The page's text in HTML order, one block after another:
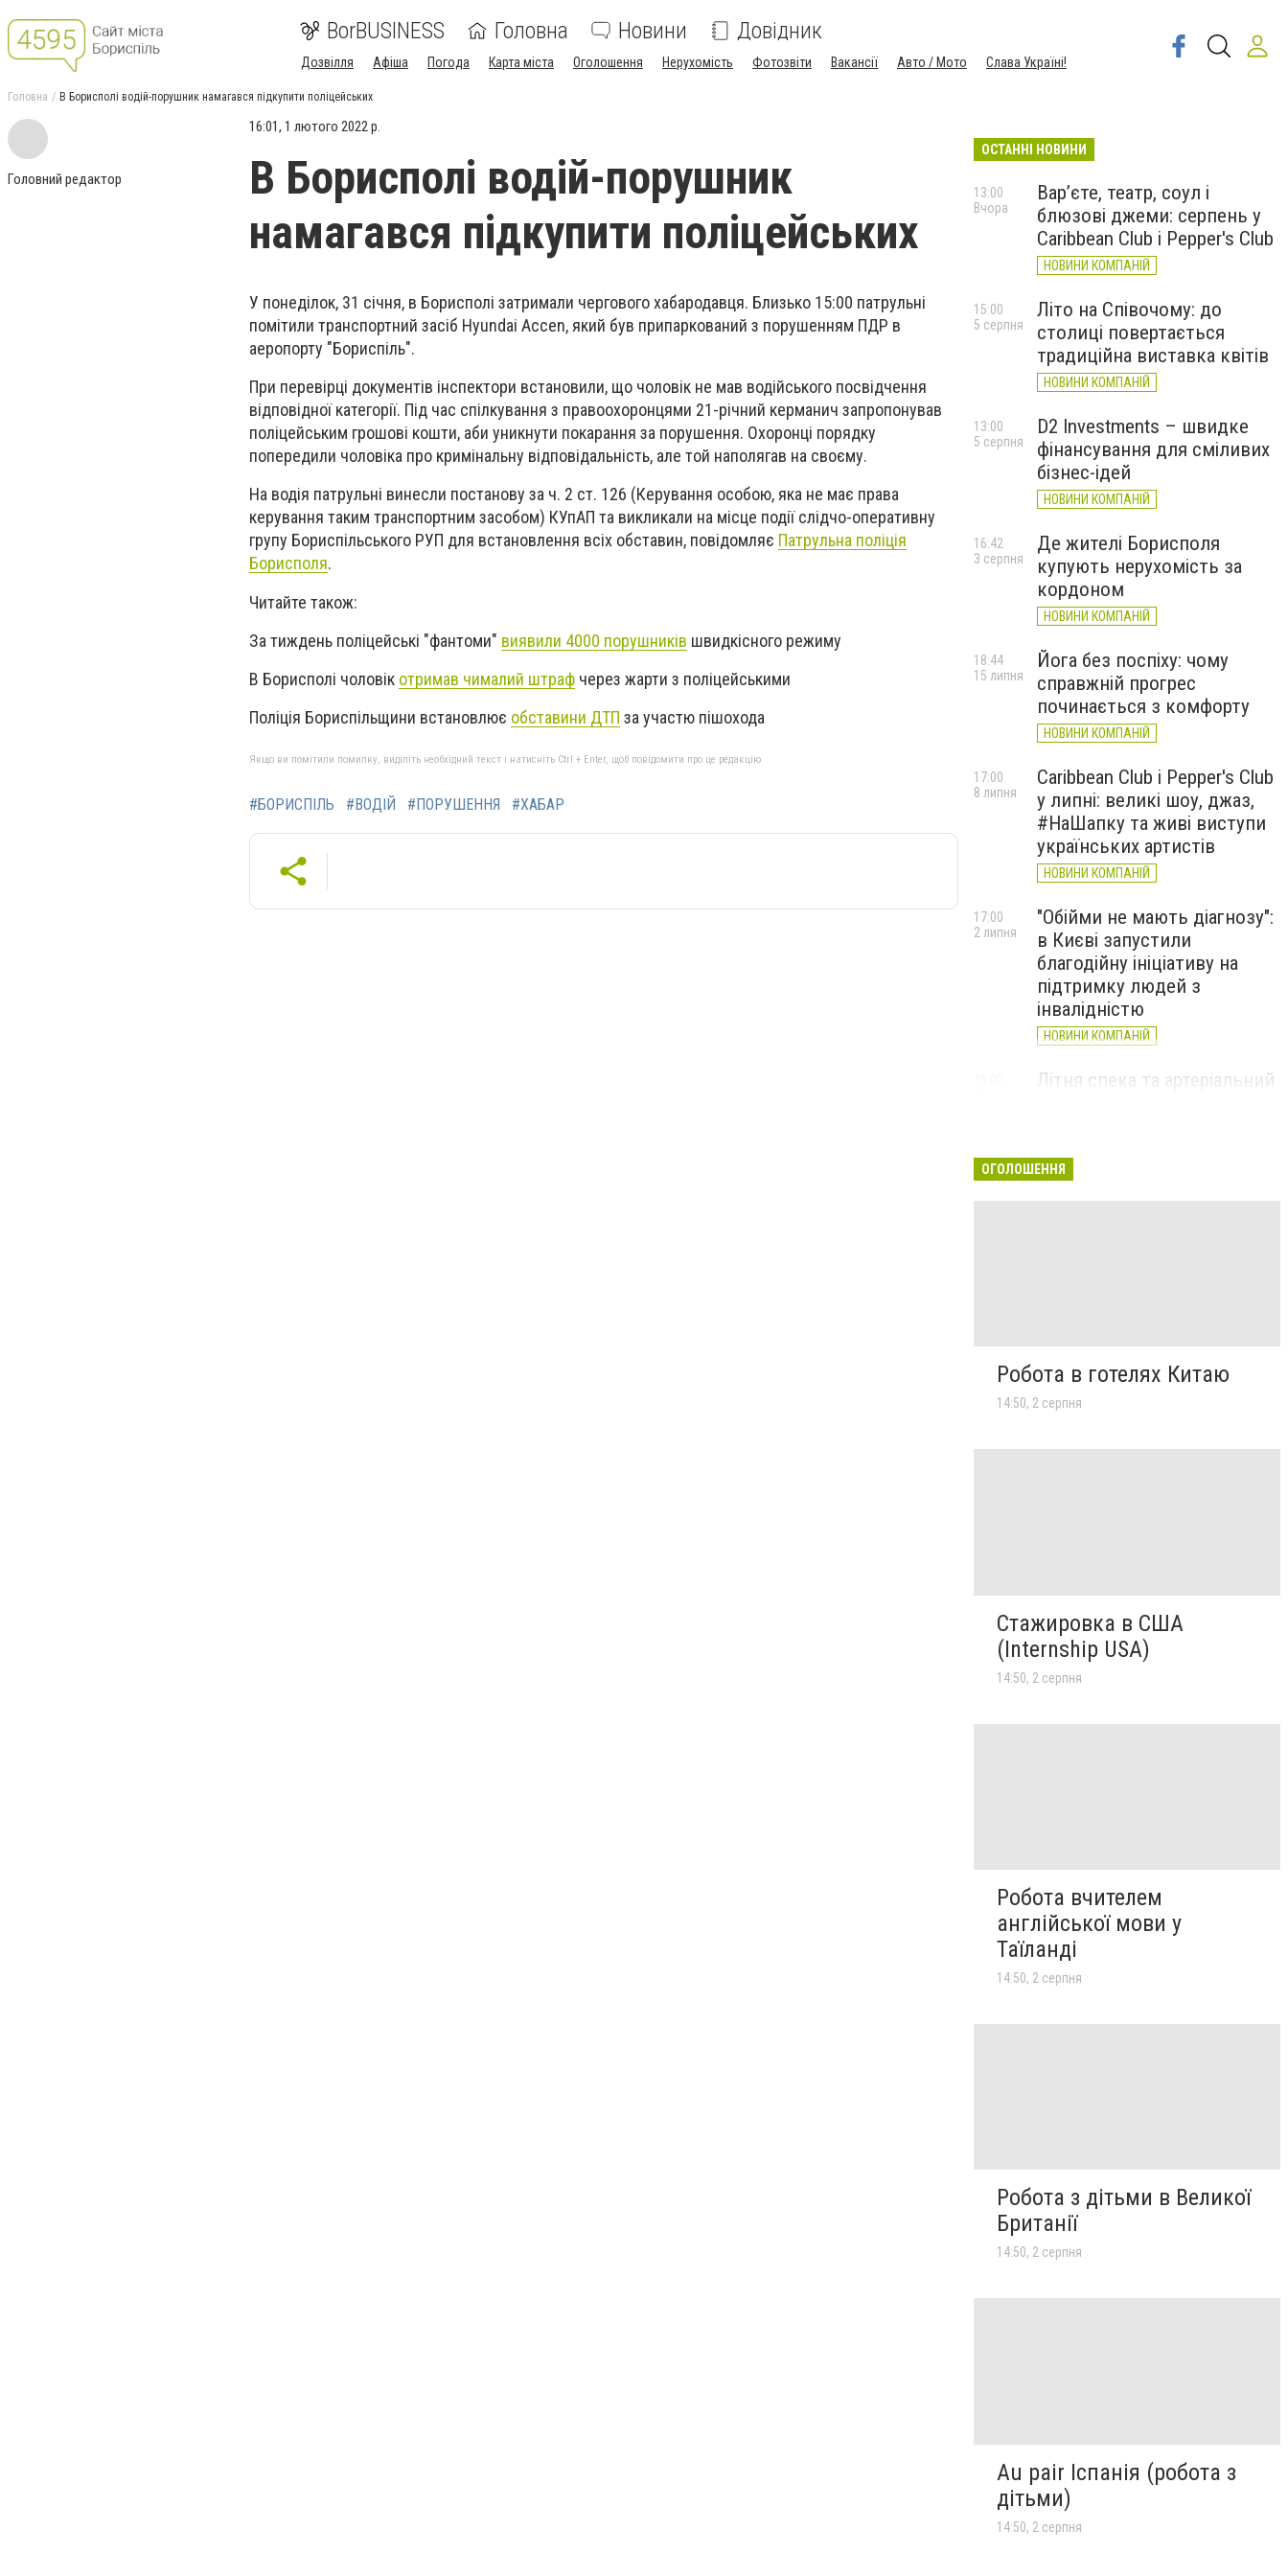
BorBUSINESS Головна Новини Довідник
Дозвілля Афіша Погода Карта міста Оголошення Нерухомість Фотозвіти Вакансії Авто / Мото Слава Україні!
Головна В Борисполі водій-порушник намагався підкупити поліцейських
Головний редактор
16:01, 1 лютого 2022 р.
В Борисполі водій-порушник
намагався підкупити поліцейських
У понеділок, 31 січня, в Борисполі затримали чергового хабародавця. Близько 15:00 патрульні
помітили транспортний засіб Hyundai Accen, який був припаркований з порушенням ПДР в
аеропорту "Бориспіль".
При перевірці документів інспектори встановили, що чоловік не мав водійського посвідчення
відповідної категорії. Під час спілкування з правоохоронцями 21-річний керманич запропонував
поліцейським грошові кошти, аби уникнути покарання за порушення. Охоронці порядку
попередили чоловіка про кримінальну відповідальність, але той наполягав на своєму.
На водія патрульні винесли постанову за ч. 2 ст. 126 (Керування особою, яка не має права
керування таким транспортним засобом) КУпАП та викликали на місце події слідчо-оперативну
групу Бориспільського РУП для встановлення всіх обставин, повідомляє Патрульна поліція
Борисполя.
Читайте також:
За тиждень поліцейські "фантоми" виявили 4000 порушників швидкісного режиму
В Борисполі чоловік отримав чималий штраф через жарти з поліцейськими
Поліція Бориспільщини встановлює обставини ДТП за участю пішохода
Якщо ви помітили помилку, виділіть необхідний текст і натисніть Ctrl + Enter, щоб повідомити про це редакцію
#БОРИСПІЛЬ #ВОДІЙ #ПОРУШЕННЯ #ХАБАР
ОСТАННІ НОВИНИ
Вар’єте, театр, соул і
блюзові джеми: серпень у
Caribbean Club і Pepper's Club
НОВИНИ КОМПАНІЙ
13:00
Вчора
Літо на Співочому: до
столиці повертається
традиційна виставка квітів
НОВИНИ КОМПАНІЙ
15:00
5 серпня
D2 Investments – швидке
фінансування для сміливих
бізнес-ідей
НОВИНИ КОМПАНІЙ
13:00
5 серпня
Де жителі Борисполя
купують нерухомість за
кордоном
НОВИНИ КОМПАНІЙ
16:42
3 серпня
Йога без поспіху: чому
справжній прогрес
починається з комфорту
НОВИНИ КОМПАНІЙ
18:44
15 липня
Caribbean Club і Pepper's Club
у липні: великі шоу, джаз,
#НаШапку та живі виступи
українських артистів
НОВИНИ КОМПАНІЙ
17:00
8 липня
"Обійми не мають діагнозу":
в Києві запустили
благодійну ініціативу на
підтримку людей з
інвалідністю
НОВИНИ КОМПАНІЙ
17:00
2 липня
Літня спека та артеріальний
ОГОЛОШЕННЯ
Робота в готелях Китаю
14:50, 2 серпня
Стажировка в США
(Internship USA)
14:50, 2 серпня
Робота вчителем
англійської мови у
Таїланді
14:50, 2 серпня
Робота з дітьми в Великої
Британії
14:50, 2 серпня
Au pair Іспанія (робота з
дітьми)
14:50, 2 серпня